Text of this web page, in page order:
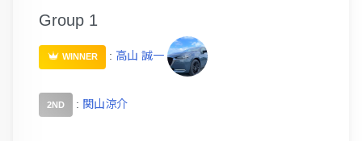
Group 1
WINNER : 高山 誠一
2ND : 関山涼介